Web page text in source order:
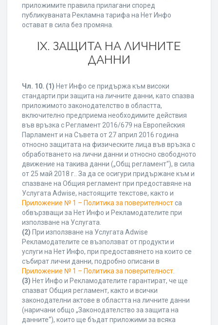
приложимите правила прилагани според
публикуваната Рекламна тарифа на Нет Инфо
остават в сила без промяна.
IХ. ЗАЩИТА НА ЛИЧНИТЕ
ДАННИ
Чл. 10. (1) Нет Инфо се придържа към високи
стандарти при защита на личните данни, като спазва
приложимото законодателство в областта,
включително предприема необходимите действия
във връзка с Регламент 2016/679 на Европейския
Парламент и на Съвета от 27 април 2016 година
относно защитата на физическите лица във връзка с
обработването на лични данни и относно свободното
движение на такива данни („Общ регламент“), в сила
от 25 май 2018 г.. За да се осигури придържане към и
спазване на Общия регламент при предоставяне на
Услугата Adwise, настоящите текстове, както и
Приложение № 1 – Политика за поверителностса
обвързващи за Нет Инфо и Рекламодателите при
използване на Услугата.
(2) При използване на Услугата Adwise
Рекламодателите се възползват от продукти и
услуги на Нет Инфо, при предоставянето на които се
събират лични данни, подробно описани в
Приложение № 1 – Политика за поверителност
(3) Нет Инфо и Рекламодателите гарантират, че ще
спазват Общия регламент, както и всички
законодателни актове в областта на личните данни
(наричани общо „Законодателство за защита на
данните“), които ще бъдат приложими за всяка